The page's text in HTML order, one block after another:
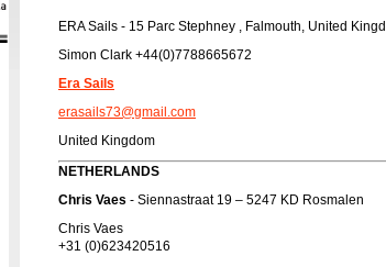
ERA Sails - 15 Parc Stephney , Falmouth, United
Simon Clark +44(0)7788665672
Era Sails
erasails73@gmail.com
United Kingdom
NETHERLANDS
Chris Vaes - Siennastraat 19 – 5247 KD Rosmalen
Chris Vaes
+31 (0)623420516